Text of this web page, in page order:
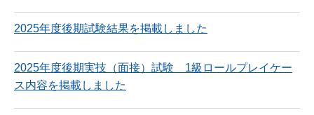
2025年度後期試験結果を掲載しました
2025年度後期実技（面接）試験 1級ロールプレイケー
ス内容を掲載しました